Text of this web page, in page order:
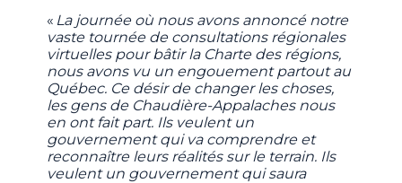
« La journée où nous avons annoncé notre
vaste tournée de consultations régionales
virtuelles pour bâtir la Charte des régions,
nous avons vu un engouement partout au
Québec. Ce désir de changer les choses,
les gens de Chaudière-Appalaches nous
en ont fait part. Ils veulent un
gouvernement qui va comprendre et
reconnaître leurs réalités sur le terrain. Ils
veulent un gouvernement qui saura